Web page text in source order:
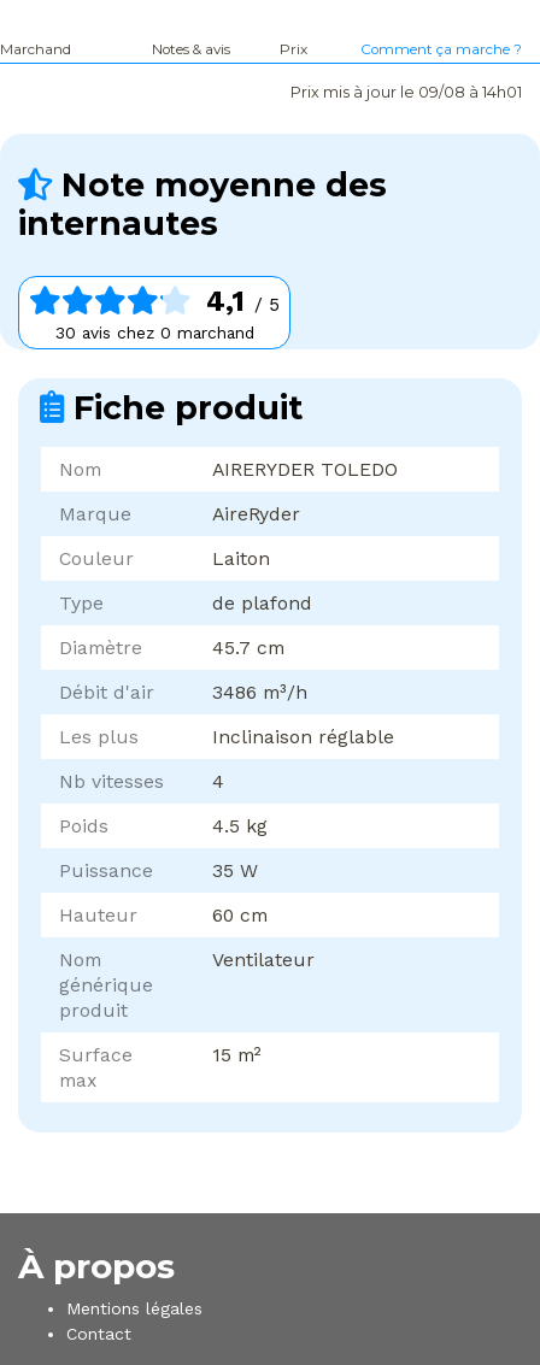
Marchand Notes & avis Prix Comment ça marche ?
Prix mis à jour le 09/08 à 14h01
Note moyenne des
internautes
4,1 / 5
30 avis chez 0 marchand
Fiche produit
Nom
AIRERYDER TOLEDO
Marque
AireRyder
Couleur
Laiton
Type
de plafond
Diamètre
45.7 cm
Débit d'air
3486 m³/h
Les plus
Inclinaison réglable
Nb vitesses
4
Poids
4.5 kg
Puissance
35 W
Hauteur
60 cm
Nom
générique
produit
Ventilateur
Surface
max
15 m²
À propos
Mentions légales
Contact